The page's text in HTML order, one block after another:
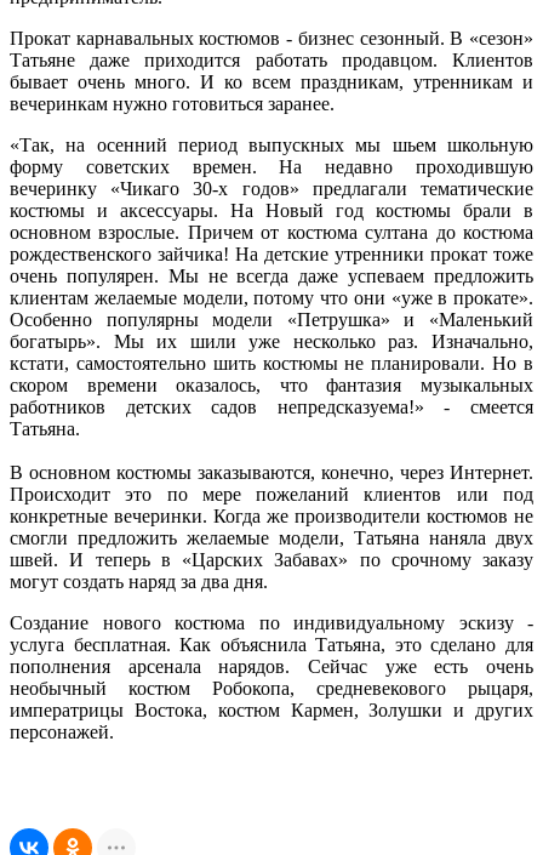
Прокат карнавальных костюмов - бизнес сезонный. В «сезон»
Татьяне даже приходится работать продавцом. Клиентов
бывает очень много. И ко всем праздникам, утренникам и
вечеринкам нужно готовиться заранее.
«Так, на осенний период выпускных мы шьем школьную
форму советских времен. На недавно проходившую
вечеринку «Чикаго 30-х годов» предлагали тематические
костюмы и аксессуары. На Новый год костюмы брали в
основном взрослые. Причем от костюма султана до костюма
рождественского зайчика! На детские утренники прокат тоже
очень популярен. Мы не всегда даже успеваем предложить
клиентам желаемые модели, потому что они «уже в прокате».
Особенно популярны модели «Петрушка» и «Маленький
богатырь». Мы их шили уже несколько раз. Изначально,
кстати, самостоятельно шить костюмы не планировали. Но в
скором времени оказалось, что фантазия музыкальных
работников детских садов непредсказуема!» - смеется
Татьяна.
В основном костюмы заказываются, конечно, через Интернет.
Происходит это по мере пожеланий клиентов или под
конкретные вечеринки. Когда же производители костюмов не
смогли предложить желаемые модели, Татьяна наняла двух
швей. И теперь в «Царских Забавах» по срочному заказу
могут создать наряд за два дня.
Создание нового костюма по индивидуальному эскизу -
услуга бесплатная. Как объяснила Татьяна, это сделано для
пополнения арсенала нарядов. Сейчас уже есть очень
необычный костюм Робокопа, средневекового рыцаря,
императрицы Востока, костюм Кармен, Золушки и других
персонажей.